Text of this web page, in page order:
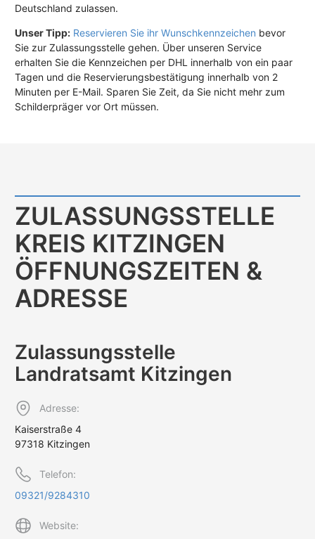
Deutschland zulassen.
Unser Tipp: Reservieren Sie ihr Wunschkennzeichen bevor
Sie zur Zulassungsstelle gehen. Über unseren Service
erhalten Sie die Kennzeichen per DHL innerhalb von ein paar
Tagen und die Reservierungsbestätigung innerhalb von 2
Minuten per E-Mail. Sparen Sie Zeit, da Sie nicht mehr zum
Schilderpräger vor Ort müssen.
ZULASSUNGS­STELLE
KREIS KITZINGEN
ÖFFNUNGS­ZEITEN &
ADRESSE
Zulassungs­stelle
Landratsamt Kitzingen
Adresse:
Kaiserstraße 4
97318 Kitzingen
Telefon:
09321/9284310
Website: